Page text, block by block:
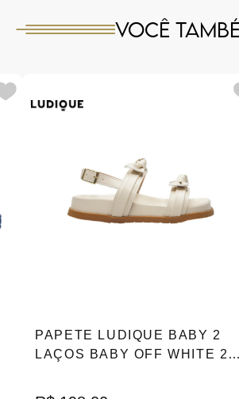
Você
PAPETE LUDIQUE BABY 2
LAÇOS BABY OFF WHITE 20-